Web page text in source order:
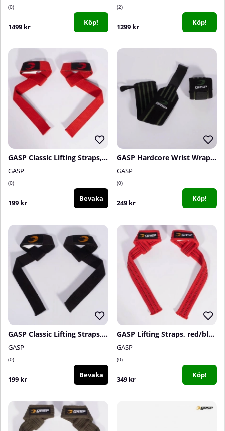
0
1499 kr Köp!
2
1299 kr Köp!
GASP Classic Lifting Straps, Red
GASP
0
199 kr Bevaka
GASP Hardcore Wrist Wraps, black/green
GASP
0
249 kr Köp!
GASP Classic Lifting Straps, Black
GASP
0
199 kr Bevaka
GASP Lifting Straps, red/black
GASP
0
349 kr Köp!